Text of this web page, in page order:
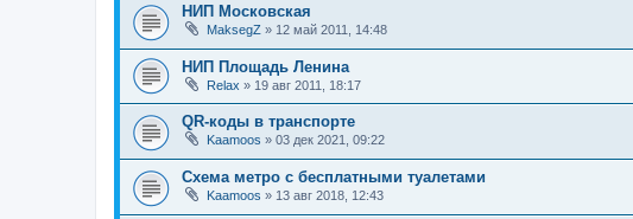
НИП Московская
MaksegZ » 12 май 2011, 14:48
НИП Площадь Ленина
Relax » 19 авг 2011, 18:17
QR-коды в транспорте
Kaamoos » 03 дек 2021, 09:22
Схема метро с бесплатными туалетами
Kaamoos » 13 авг 2018, 12:43